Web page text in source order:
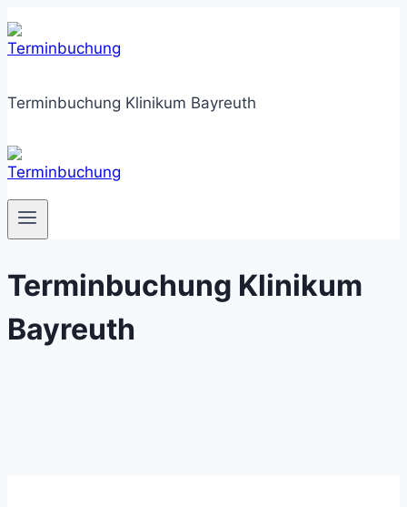
Zum
Inhalt
Terminbuchung Klinikum Bayreuth
Terminbuchung Klinikum
Bayreuth